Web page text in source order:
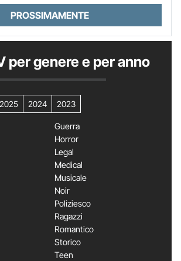
PROSSIMAMENTE
per genere e per anno
2025 2024 2023
Guerra
Horror
Legal
Medical
Musicale
Noir
Poliziesco
Ragazzi
Romantico
Storico
Teen